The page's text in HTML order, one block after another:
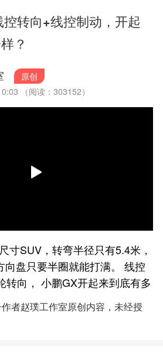
转向+线控制动，开起
？
原创
（阅读：303152）
寸SUV，转弯半径只有5.4米，
向盘只要半圈就能打满。 线控
转向， 小鹏GX开起来到底有多
者赵璞工作室原创内容，未经授